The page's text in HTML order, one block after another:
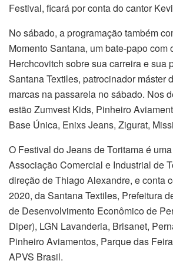
Festival, ficará por conta do cantor
No sábado, a programação também
Momento Santana, um bate-papo com
Herchcovitch sobre sua carreira e sua
Santana Textiles, patrocinador máster
marcas na passarela no sábado. Nos
estão Zumvest Kids, Pinheiro
Base Única, Enixs Jeans, Zigurat,
O Festival do Jeans de Toritama é
Associação Comercial e Industrial de
direção de Thiago Alexandre, e conta
2020, da Santana Textiles, Prefeitura
de Desenvolvimento Econômico de
Diper), LGN Lavanderia, Brisanet,
Pinheiro Aviamentos, Parque das
APVS Brasil.